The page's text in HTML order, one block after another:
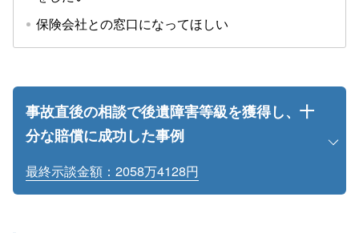
保険会社との窓口になってほしい
事故直後の相談で後遺障害等級を獲得し、十
分な賠償に成功した事例
最終示談金額：2058万4128円